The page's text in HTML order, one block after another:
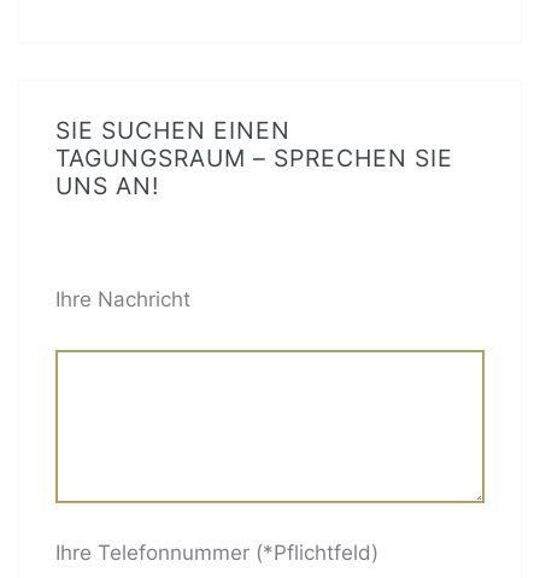
SIE SUCHEN EINEN
TAGUNGSRAUM – SPRECHEN SIE
UNS AN!
Ihre Nachricht
Ihre Telefonnummer (*Pflichtfeld)